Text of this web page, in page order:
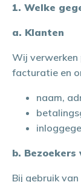
1. Welke
a. Klanten
Wij verwerken
facturatie en
naam,
b.
Bij gebruik